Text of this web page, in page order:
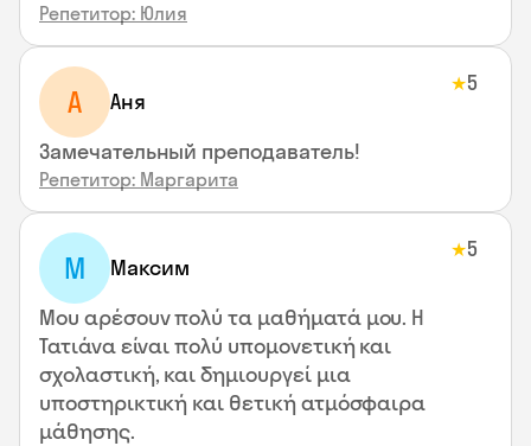
Репетитор: Юлия
А Аня
★5
Замечательный преподаватель!
Репетитор: Маргарита
М Максим
★5
Μου αρέσουν πολύ τα μαθήματά μου. Η
Τατιάνα είναι πολύ υπομονετική και
σχολαστική, και δημιουργεί μια
υποστηρικτική και θετική ατμόσφαιρα
μάθησης.